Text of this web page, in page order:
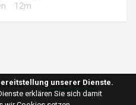
12m
Online-Kurse
unserer Dienste.
erklären Sie sich damit